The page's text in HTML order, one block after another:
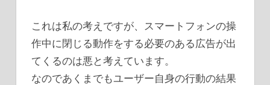
これは私の考えですが、スマートフォンの操
作中に閉じる動作をする必要のある広告が出
てくるのは悪と考えています。
なのであくまでもユーザー自身の行動の結果